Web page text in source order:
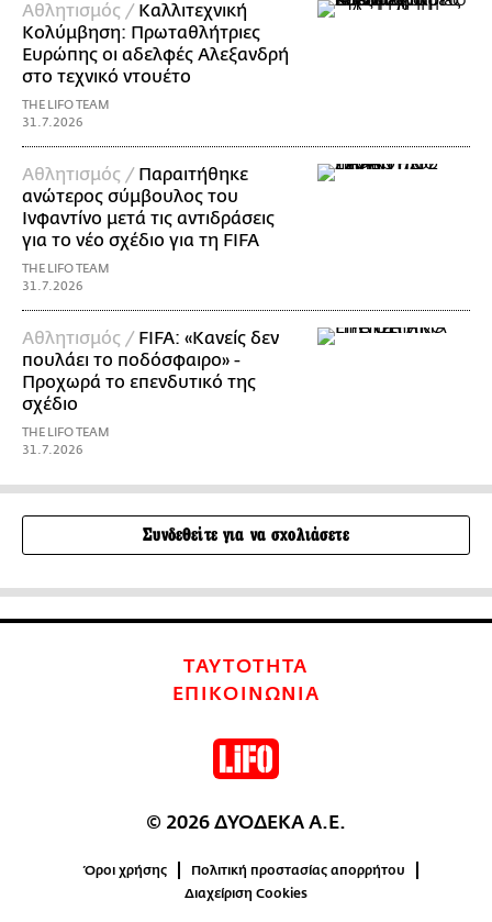
Αθλητισμός / Καλλιτεχνική
Κολύμβηση: Πρωταθλήτριες
Ευρώπης οι αδελφές Αλεξανδρή
στο τεχνικό ντουέτο
THE LIFO TEAM
31.7.2026
Αθλητισμός / Παραιτήθηκε
ανώτερος σύμβουλος του
Ινφαντίνο μετά τις αντιδράσεις
για το νέο σχέδιο για τη FIFA
THE LIFO TEAM
31.7.2026
Αθλητισμός / FIFA: «Κανείς δεν
πουλάει το ποδόσφαιρο» -
Προχωρά το επενδυτικό της
σχέδιο
THE LIFO TEAM
31.7.2026
Συνδεθείτε για να σχολιάσετε
ΤΑΥΤΟΤΗΤΑ
ΕΠΙΚΟΙΝΩΝΙΑ
© 2026 ΔΥΟΔΕΚΑ Α.Ε.
Όροι χρήσης
Πολιτική προστασίας απορρήτου
Διαχείριση Cookies